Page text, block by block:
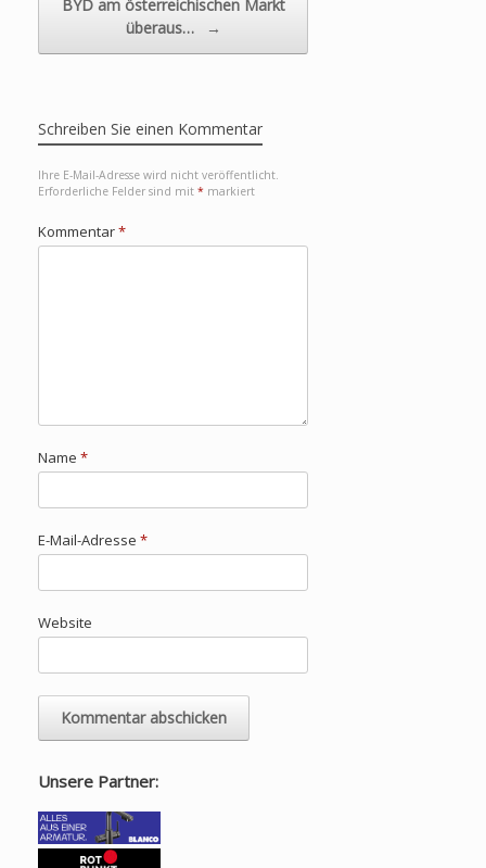
BYD am österreichischen Markt
überaus…
→
Schreiben Sie einen Kommentar
Ihre E-Mail-Adresse wird nicht veröffentlicht.
Erforderliche Felder sind mit * markiert
Kommentar*
Name *
E-Mail-Adresse *
Website
Unsere Partner: